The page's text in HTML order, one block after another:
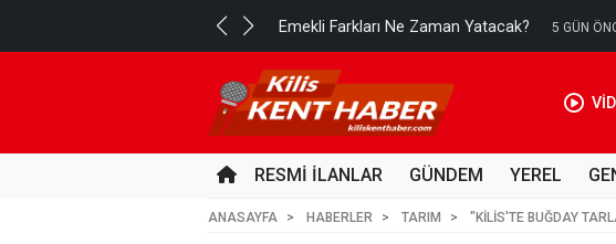
Emekli Farkları Ne Zaman Yatacak? 5 GÜN
RESMİ İLANLAR GÜNDEM YEREL
ANASAYFA HABERLER TARIM "KILIS'TE BUĞDAY